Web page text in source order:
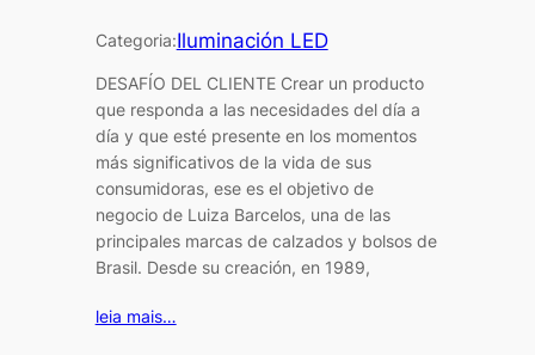
Categoria:Iluminación LED
DESAFÍO DEL CLIENTE Crear un producto
que responda a las necesidades del día a
día y que esté presente en los momentos
más significativos de la vida de sus
consumidoras, ese es el objetivo de
negocio de Luiza Barcelos, una de las
principales marcas de calzados y bolsos de
Brasil. Desde su creación, en 1989,
leia mais…